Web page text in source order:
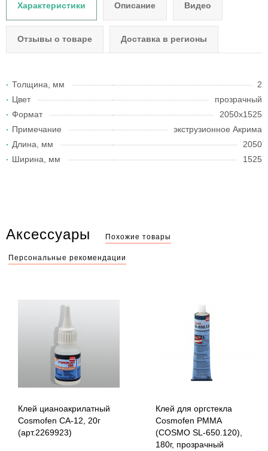
Характеристики Описание Видео
Отзывы о товаре Доставка в регионы
Толщина, мм
2
Цвет
прозрачный
Формат
2050x1525
Примечание
экструзионное Акрима
Длина, мм
2050
Ширина, мм
1525
Аксессуары Похожие товары
Персональные рекомендации
Клей цианоакрилатный
Cosmofen CA-12, 20г
(арт.2269923)
Клей для оргстекла
Cosmofen PMMA
(COSMO SL-650.120),
180г, прозрачный